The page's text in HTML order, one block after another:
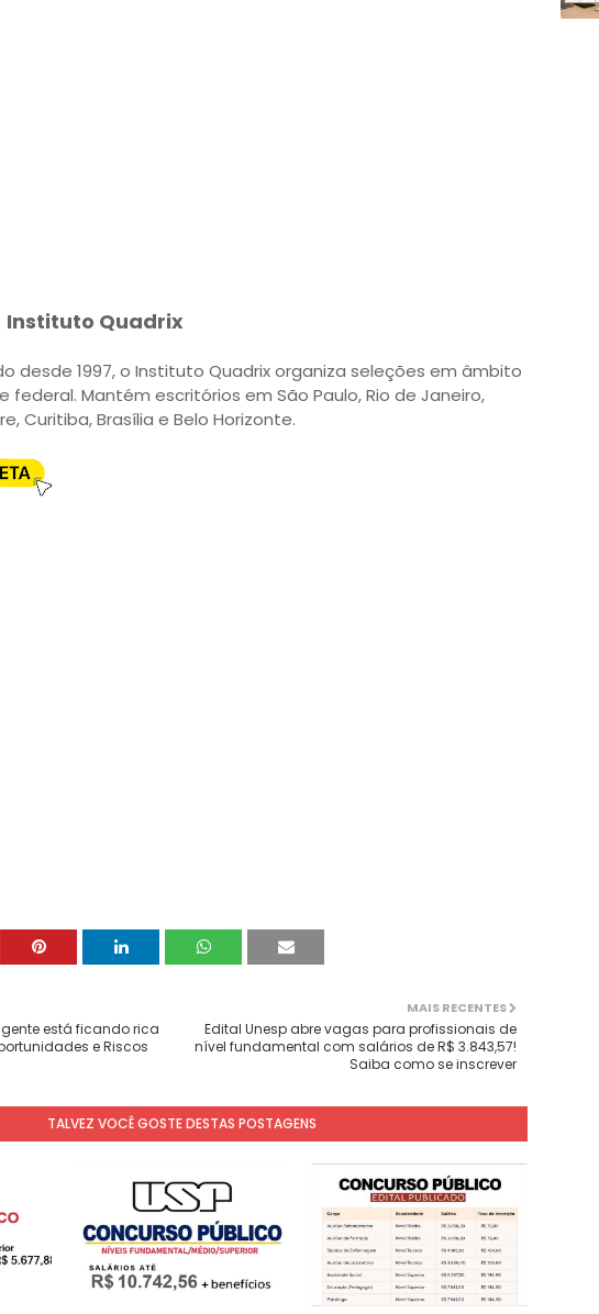
Instituto Quadrix
desde 1997, o Instituto Quadrix organiza seleções em âmbito
federal. Mantém escritórios em São Paulo, Rio de Janeiro,
Curitiba, Brasília e Belo Horizonte.
MAIS RECENTES
Edital Unesp abre vagas para profissionais de
nível fundamental com salários de R$ 3.843,57!
Saiba como se inscrever
está ficando rica
e Riscos
TALVEZ VOCÊ GOSTE DESTAS POSTAGENS